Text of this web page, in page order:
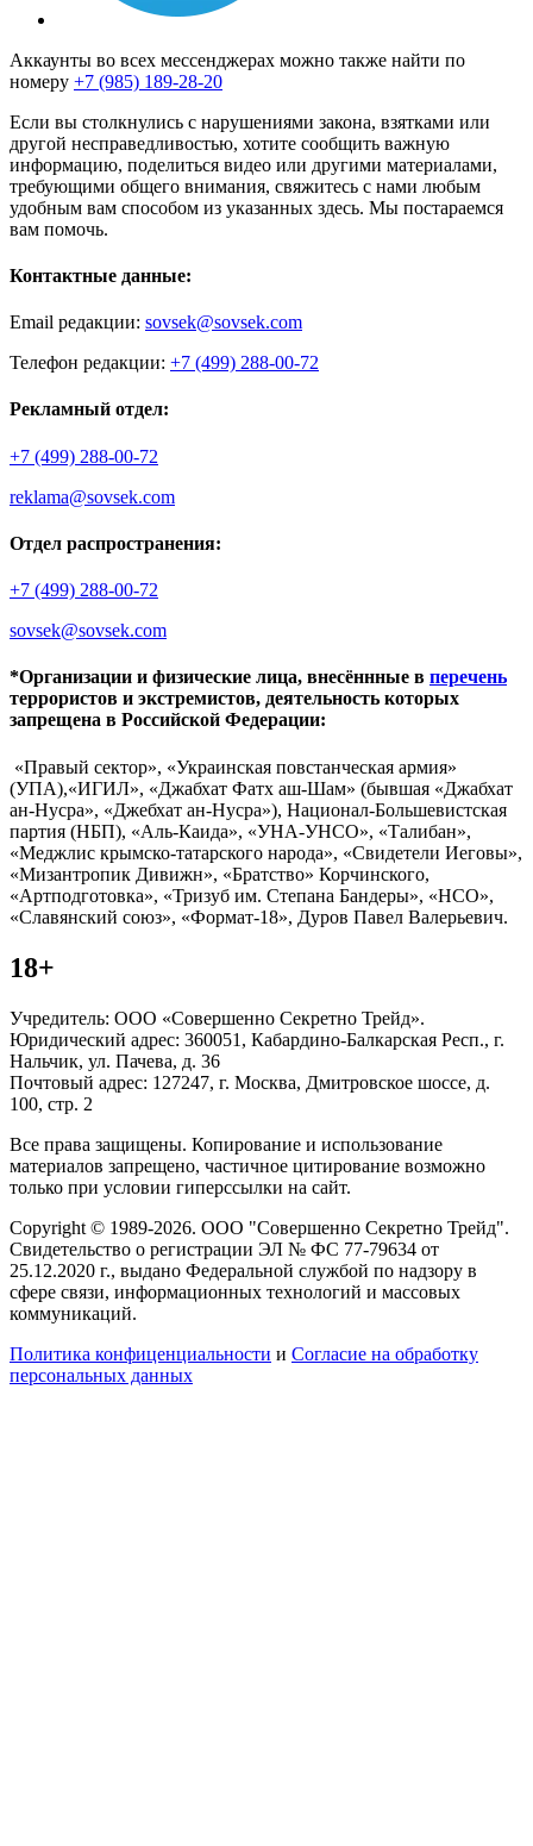
Аккаунты во всех мессенджерах можно также найти по
номеру +7 (985) 189-28-20
Если вы столкнулись с нарушениями закона, взятками или
другой несправедливостью, хотите сообщить важную
информацию, поделиться видео или другими материалами,
требующими общего внимания, свяжитесь с нами любым
удобным вам способом из указанных здесь. Мы постараемся
вам помочь.
Контактные данные:
Email редакции: sovsek@sovsek.com
Телефон редакции: +7 (499) 288-00-72
Рекламный отдел:
+7 (499) 288-00-72
reklama@sovsek.com
Отдел распространения:
+7 (499) 288-00-72
sovsek@sovsek.com
*Организации и физические лица, внесённные в перечень
террористов и экстремистов, деятельность которых
запрещена в Российской Федерации:
«Правый сектор», «Украинская повстанческая армия»
(УПА),«ИГИЛ», «Джабхат Фатх аш-Шам» (бывшая «Джабхат
ан-Нусра», «Джебхат ан-Нусра»), Национал-Большевистская
партия (НБП), «Аль-Каида», «УНА-УНСО», «Талибан»,
«Меджлис крымско-татарского народа», «Свидетели Иеговы»,
«Мизантропик Дивижн», «Братство» Корчинского,
«Артподготовка», «Тризуб им. Степана Бандеры», «НСО»,
«Славянский союз», «Формат-18», Дуров Павел Валерьевич.
18+
Учредитель: ООО «Совершенно Секретно Трейд».
Юридический адрес: 360051, Кабардино-Балкарская Респ., г.
Нальчик, ул. Пачева, д. 36
Почтовый адрес: 127247, г. Москва, Дмитровское шоссе, д.
100, стр. 2
Все права защищены. Копирование и использование
материалов запрещено, частичное цитирование возможно
только при условии гиперссылки на сайт.
Copyright © 1989-2026. ООО "Совершенно Секретно Трейд".
Свидетельство о регистрации ЭЛ № ФС 77-79634 от
25.12.2020 г., выдано Федеральной службой по надзору в
сфере связи, информационных технологий и массовых
коммуникаций.
Политика конфиценциальности и Согласие на обработку
персональных данных